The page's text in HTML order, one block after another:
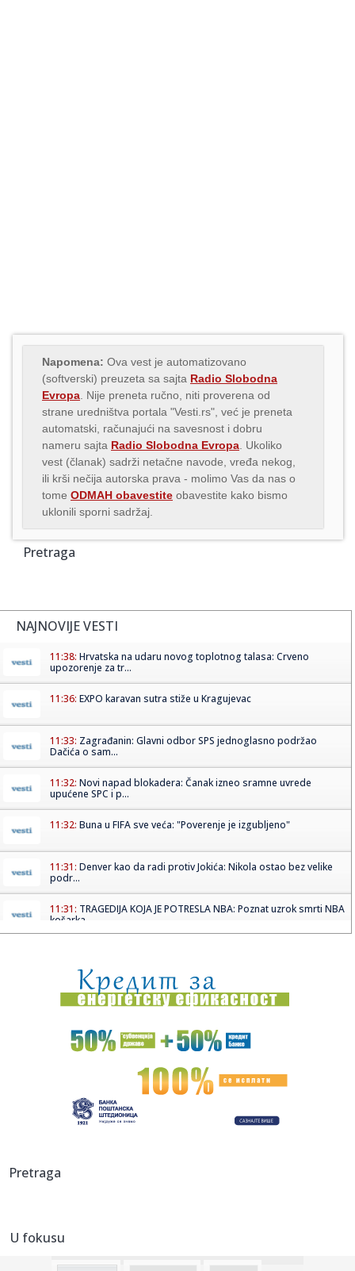
Napomena: Ova vest je automatizovano
(softverski) preuzeta sa sajta Radio Slobodna
Evropa . Nije preneta ručno, niti proverena od
strane uredništva portala "Vesti.rs", već je preneta
automatski, računajući na savesnost i dobru
nameru sajta Radio Slobodna Evropa . Ukoliko
vest (članak) sadrži netačne navode, vređa nekog,
ili krši nečija autorska prava - molimo Vas da nas o
tome ODMAH obavestite obavestite kako bismo
uklonili sporni sadržaj.
Pretraga
NAJNOVIJE VESTI
11:38: Hrvatska na udaru novog toplotnog talasa: Crveno
upozorenje za tr...
11:36: EXPO karavan sutra stiže u Kragujevac
11:33: Zagrađanin: Glavni odbor SPS jednoglasno podržao
Dačića o sam...
11:32: Novi napad blokadera: Čanak izneo sramne uvrede
upućene SPC i p...
11:32: Buna u FIFA sve veća: "Poverenje je izgubljeno"
11:31: Denver kao da radi protiv Jokića: Nikola ostao bez velike
podr...
11:31: TRAGEDIJA KOJA JE POTRESLA NBA: Poznat uzrok smrti NBA
košarka...
11:28:U požaru u Gornjem Milanovcu izgorela kompletna kuća
šestočla...
11:26:Novak Đoković otvorio dušu: "Taj poraz me uništio"
Na Zlatiboru žu-žu prodaju na komad
11:26:Težak sudar više vozila na putu Stolac - Neum: Nekoliko
pažnju na...
11:26:
Pretraga
U fokusu